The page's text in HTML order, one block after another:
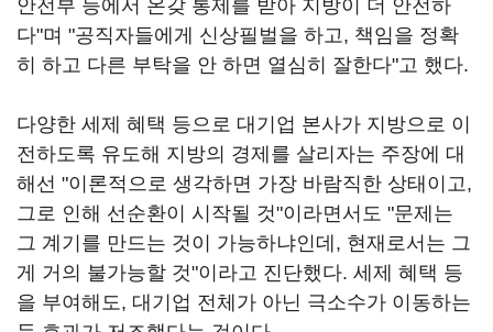
안전부 등에서 온갖 통제를 받아 지방이 더 안전하
다"며 "공직자들에게 신상필벌을 하고, 책임을 정확
히 하고 다른 부탁을 안 하면 열심히 잘한다"고 했다.
다양한 세제 혜택 등으로 대기업 본사가 지방으로 이
전하도록 유도해 지방의 경제를 살리자는 주장에 대
해선 "이론적으로 생각하면 가장 바람직한 상태이고,
그로 인해 선순환이 시작될 것"이라면서도 "문제는
그 계기를 만드는 것이 가능하냐인데, 현재로서는 그
게 거의 불가능할 것"이라고 진단했다. 세제 혜택 등
을 부여해도, 대기업 전체가 아닌 극소수가 이동하는